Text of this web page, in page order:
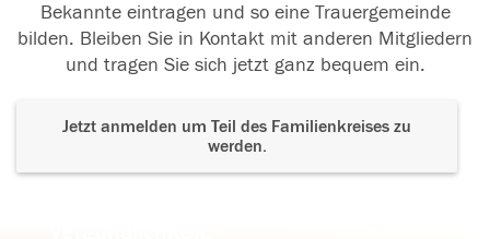
Bekannte eintragen und so eine Trauergemeinde
bilden. Bleiben Sie in Kontakt mit anderen Mitgliedern
und tragen Sie sich jetzt ganz bequem ein.
Jetzt anmelden um Teil des Familienkreises zu
werden.